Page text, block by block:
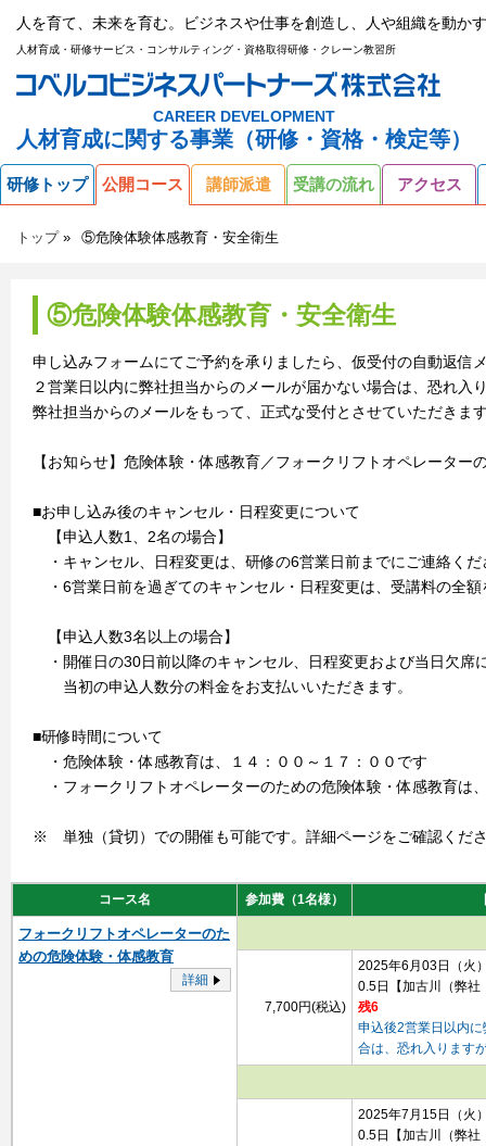
人を育て、未来を育む。ビジネスや仕事を創造し、人や組織を動か
人材育成・研修サービス・コンサルティング・資格取得研修・クレーン教習所
CAREER DEVELOPMENT
人材育成に関する事業（研修・資格・検定等）
研修トップ 公開コース 講師派遣 受講の流れ アクセス
トップ ⑤危険体験体感教育・安全衛生
⑤危険体験体感教育・安全衛生
申し込みフォームにてご予約を承りましたら、仮受付の自動返信
２営業日以内に弊社担当からのメールが届かない場合は、恐れ入
弊社担当からのメールをもって、正式な受付とさせていただきま
【お知らせ】危険体験・体感教育／フォークリフトオペレーター
■お申し込み後のキャンセル・日程変更について
【申込人数1、2名の場合】
・キャンセル、日程変更は、研修の6営業日前までにご連絡くだ
・6営業日前を過ぎてのキャンセル・日程変更は、受講料の全
【申込人数3名以上の場合】
・開催日の30日前以降のキャンセル、日程変更および当日欠席
当初の申込人数分の料金をお支払いいただきます。
■研修時間について
・危険体験・体感教育は、１４：００～１７：００です
・フォークリフトオペレーターのための危険体験・体感教育は
※ 単独（貸切）での開催も可能です。詳細ページをご確認くだ
コース名 参加費（1名様）
フォークリフトオペレーターのた
めの危険体験・体感教育
詳細
7,700円(税込)
2025年6月03日（火
0.5日
【加古川（弊
残6
申込後2営業日以内
合は、恐れ入ります
2025年7月15日（火
0.5日
【加古川（弊